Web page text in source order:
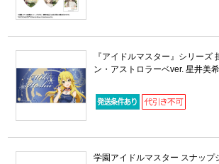
『アイドルマスター』シリーズ
ン・アストロラーベver. 星井美希
学園アイドルマスター スナップ